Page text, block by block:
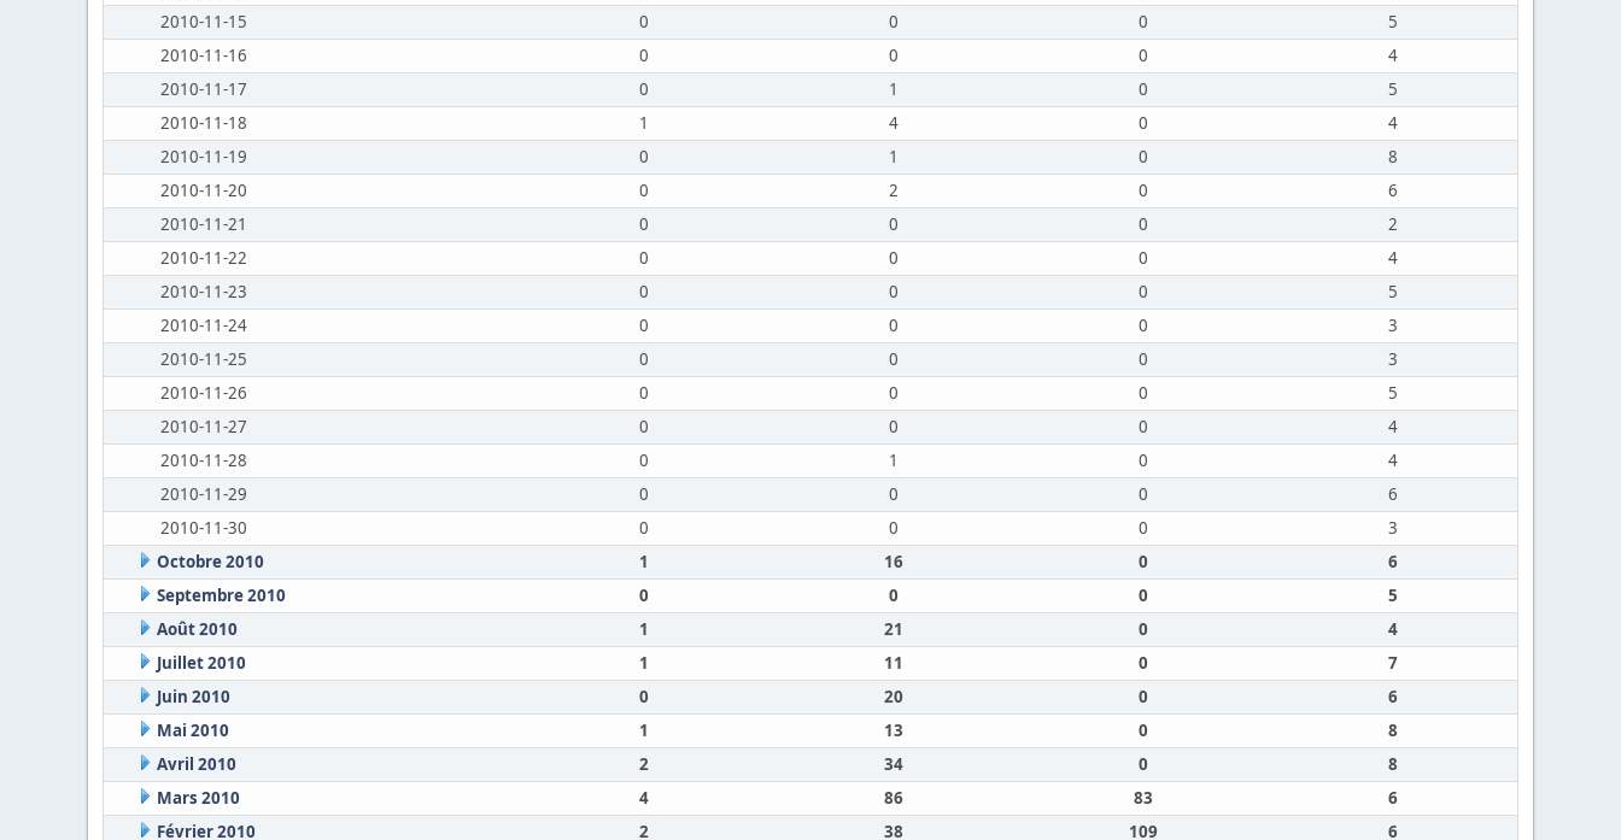
2010-11-15
0 0 0
5
2010-11-16
0 0 0
4
2010-11-17
0 1 0
5
2010-11-18
1 4 0
4
2010-11-19
0 1 0
8
2010-11-20
0 2 0
6
2010-11-21
0 0 0
2
2010-11-22
0 0 0
4
2010-11-23
0 0 0
5
2010-11-24
0 0 0
3
2010-11-25
0 0 0
3
2010-11-26
0 0 0
5
2010-11-27
0 0 0
4
2010-11-28
0 1 0
4
2010-11-29
0 0 0
6
2010-11-30
0 0 0
3
Octobre 2010
1 16 0
6
Septembre 2010
0 0 0
5
Août 2010
1 21 0
4
Juillet 2010
1 11 0
7
Juin 2010
0 20 0
6
Mai 2010
1 13 0
8
Avril 2010
2 34 0
8
Mars 2010
4 86 83
6
Février 2010
2 38 109 6